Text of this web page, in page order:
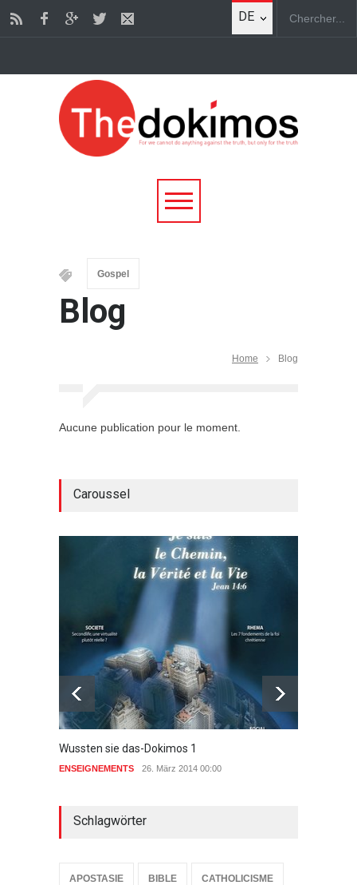
DE
Gospel
Blog
Home Blog
Aucune publication pour le moment.
Caroussel
Wussten sie das-Dokimos 1
ENSEIGNEMENTS 26. März 2014 00:00
Schlagwörter
APOSTASIE BIBLE CATHOLICISME